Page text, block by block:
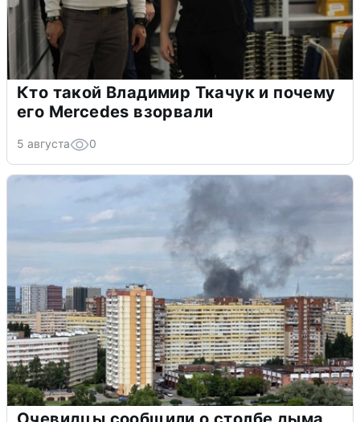
Кто такой Владимир Ткачук и почему
его Mercedes взорвали
5 августа 0